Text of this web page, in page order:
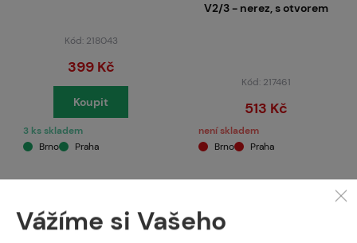
Kód: 218043
399 Kč
Koupit
3 ks skladem
Brno
Praha
V2/3 - nerez, s otvorem
Kód: 217461
513 Kč
není skladem
Brno
Praha
Vážíme si Vašeho